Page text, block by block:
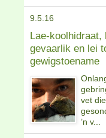
9.5.16
Lae-koolhidraat,
gevaarlik en lei
gewigstoename
vet
’n v...